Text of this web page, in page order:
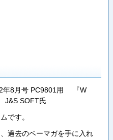
年8月号 PC9801用 『W
J&S SOFT氏
です。
過去のベーマガを手に入れ